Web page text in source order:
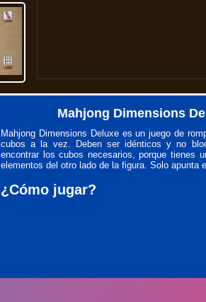
Mahjong Dimensions
Mahjong Dimensions Deluxe es un juego de
cubos a la vez. Deben ser idénticos y no
encontrar los cubos necesarios, porque tienes
elementos del otro lado de la figura. Solo apunta
¿Cómo jugar?